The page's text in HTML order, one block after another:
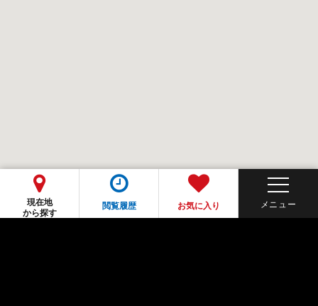
現在地
から探す
閲覧履歴 お気に入り